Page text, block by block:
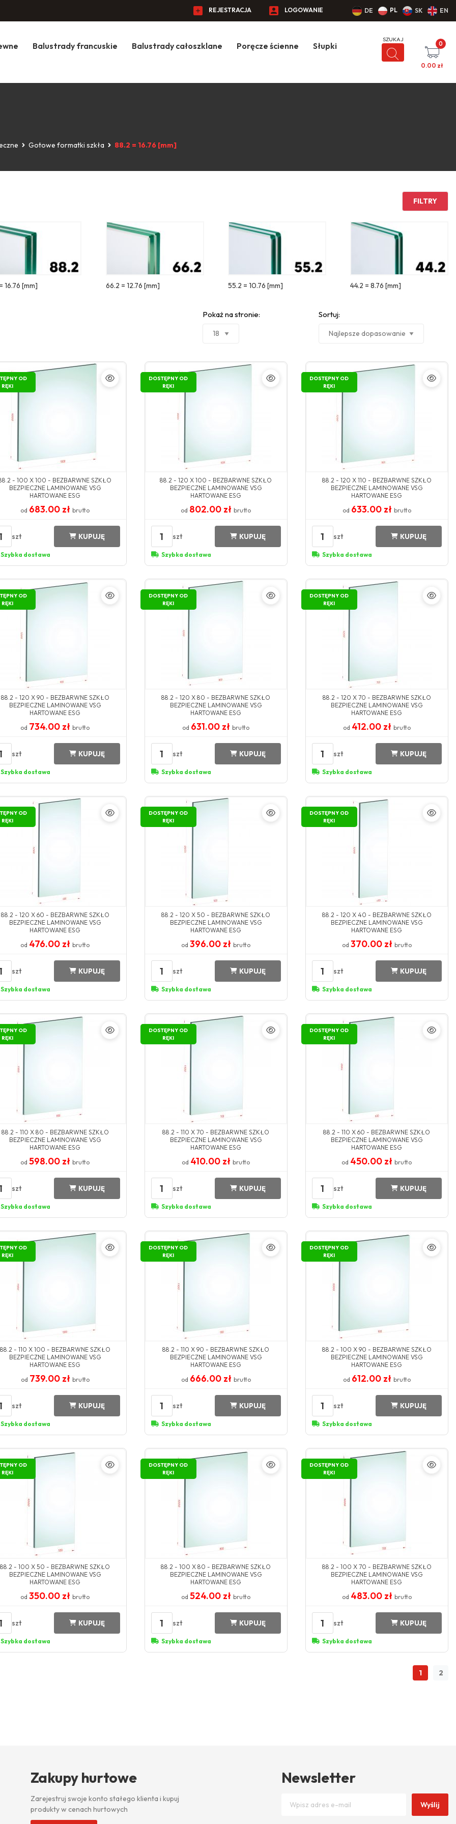
REJESTRACJA LOGOWANIE DE PL SK EN
Balustrady francuskie Balustrady całoszklane Poręcze ścienne Słupki 0
0.00 zł
Gotowe formatki szkła 88.2 = 16.76 [mm]
FILTRY
16.76 [mm] 66.2 = 12.76 [mm] 55.2 = 10.76 [mm] 44.2 = 8.76 [mm]
Pokaż na stronie: Sortuj:
OD
RĘKI
- 100 X 100 - BEZBARWNE SZKŁO
BEZPIECZNE LAMINOWANE VSG
HARTOWANE ESG
od 683.00 złbrutto
szt KUPUJĘ
Szybka dostawa
DOSTĘPNY OD
RĘKI
88.2 - 120 X 100 - BEZBARWNE SZKŁO
BEZPIECZNE LAMINOWANE VSG
HARTOWANE ESG
od 802.00 złbrutto
1 szt KUPUJĘ
Szybka dostawa
DOSTĘPNY OD
RĘKI
88.2 - 120 X 110 - BEZBARWNE SZKŁO
BEZPIECZNE LAMINOWANE VSG
HARTOWANE ESG
od 633.00 zł brutto
1 szt KUPUJĘ
Szybka dostawa
OD
RĘKI
88.2 - 120 X 90 - BEZBARWNE SZKŁO
BEZPIECZNE LAMINOWANE VSG
HARTOWANE ESG
od 734.00 złbrutto
szt KUPUJĘ
Szybka dostawa
DOSTĘPNY OD
RĘKI
88.2 - 120 X 80 - BEZBARWNE SZKŁO
BEZPIECZNE LAMINOWANE VSG
HARTOWANE ESG
od 631.00 złbrutto
1 szt KUPUJĘ
Szybka dostawa
DOSTĘPNY OD
RĘKI
88.2 - 120 X 70 - BEZBARWNE SZKŁO
BEZPIECZNE LAMINOWANE VSG
HARTOWANE ESG
od 412.00 zł brutto
1 szt KUPUJĘ
Szybka dostawa
OD
RĘKI
88.2 - 120 X 60 - BEZBARWNE SZKŁO
BEZPIECZNE LAMINOWANE VSG
HARTOWANE ESG
od 476.00 złbrutto
szt KUPUJĘ
Szybka dostawa
DOSTĘPNY OD
RĘKI
88.2 - 120 X 50 - BEZBARWNE SZKŁO
BEZPIECZNE LAMINOWANE VSG
HARTOWANE ESG
od396.00 złbrutto
1 szt KUPUJĘ
Szybka dostawa
DOSTĘPNY OD
RĘKI
88.2 - 120 X 40 - BEZBARWNE SZKŁO
BEZPIECZNE LAMINOWANE VSG
HARTOWANE ESG
od 370.00 zł brutto
1 szt KUPUJĘ
Szybka dostawa
OD
RĘKI
88.2 - 110 X 80 - BEZBARWNE SZKŁO
BEZPIECZNE LAMINOWANE VSG
HARTOWANE ESG
od598.00 złbrutto
szt KUPUJĘ
Szybka dostawa
DOSTĘPNY OD
RĘKI
88.2 - 110 X 70 - BEZBARWNE SZKŁO
BEZPIECZNE LAMINOWANE VSG
HARTOWANE ESG
od 410.00 złbrutto
1 szt KUPUJĘ
Szybka dostawa
DOSTĘPNY OD
RĘKI
88.2 - 110 X 60 - BEZBARWNE SZKŁO
BEZPIECZNE LAMINOWANE VSG
HARTOWANE ESG
od 450.00 złbrutto
1 szt KUPUJĘ
Szybka dostawa
OD
RĘKI
88.2 - 110 X 100 - BEZBARWNE SZKŁO
BEZPIECZNE LAMINOWANE VSG
HARTOWANE ESG
od 739.00 zł brutto
szt KUPUJĘ
Szybka dostawa
DOSTĘPNY OD
RĘKI
88.2 - 110 X 90 - BEZBARWNE SZKŁO
BEZPIECZNE LAMINOWANE VSG
HARTOWANE ESG
od 666.00 zł brutto
1 szt KUPUJĘ
Szybka dostawa
DOSTĘPNY OD
RĘKI
88.2 - 100 X 90 - BEZBARWNE SZKŁO
BEZPIECZNE LAMINOWANE VSG
HARTOWANE ESG
od 612.00 zł brutto
1 szt KUPUJĘ
Szybka dostawa
OD
RĘKI
88.2 - 100 X 50 - BEZBARWNE SZKŁO
BEZPIECZNE LAMINOWANE VSG
HARTOWANE ESG
od350.00 złbrutto
szt KUPUJĘ
Szybka dostawa
DOSTĘPNY OD
RĘKI
88.2 - 100 X 80 - BEZBARWNE SZKŁO
BEZPIECZNE LAMINOWANE VSG
HARTOWANE ESG
od524.00 złbrutto
1 szt KUPUJĘ
Szybka dostawa
DOSTĘPNY OD
RĘKI
88.2 - 100 X 70 - BEZBARWNE SZKŁO
BEZPIECZNE LAMINOWANE VSG
HARTOWANE ESG
od 483.00 zł brutto
1 szt KUPUJĘ
Szybka dostawa
1 2
Zakupy hurtowe
Zarejestruj swoje konto stałego klienta i kupuj
produkty w cenach hurtowych
Newsletter
Wyślij